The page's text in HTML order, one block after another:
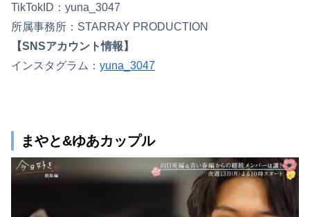
TikTokID：yuna_3047
所属事務所：STARRAY PRODUCTION
【SNSアカウント情報】
インスタグラム： yuna_3047
まやと&ゆあカップル